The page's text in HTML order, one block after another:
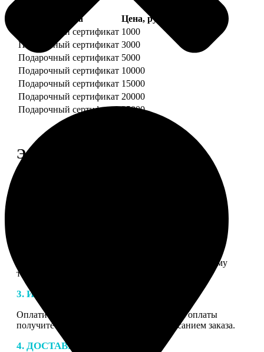
Услуга
Цена, руб.
Подарочный сертификат 1000
Подарочный сертификат 3000
Подарочный сертификат 5000
Подарочный сертификат 10000
Подарочный сертификат 15000
Подарочный сертификат 20000
Подарочный сертификат 25000
Этапы работы
специалисты могут связаться с Вами по указанному
телефону или email для согласования деталей.
3. ИЗГОТОВЛЕНИЕ
Оплатите заказ банковской картой. После оплаты
получите подтверждение на email с описанием заказа.
4. ДОСТАВКА И ОПЛАТА